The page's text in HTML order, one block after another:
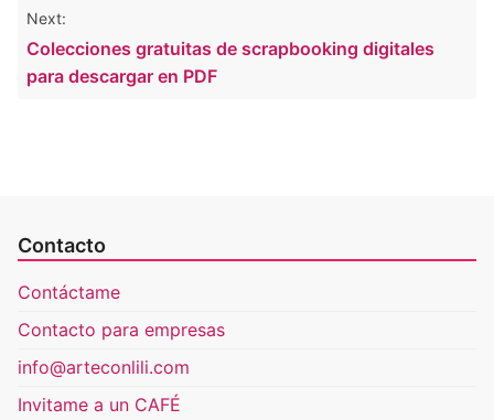
Next:
Colecciones gratuitas de scrapbooking digitales
para descargar en PDF
Contacto
Contáctame
Contacto para empresas
info@arteconlili.com
Invitame a un CAFÉ